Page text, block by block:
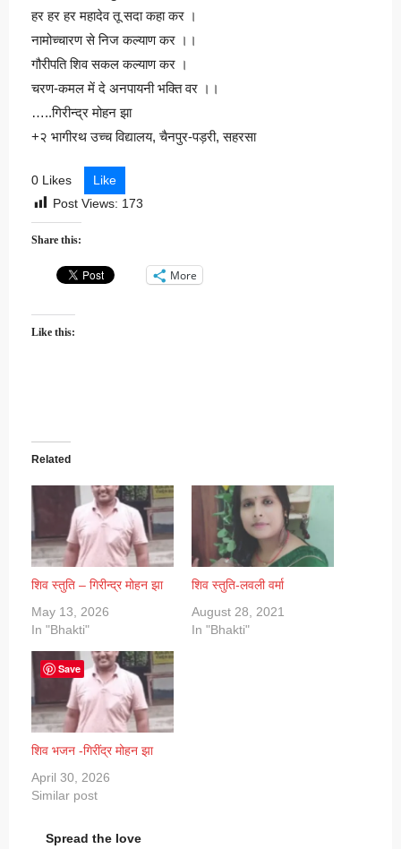
हर हर हर महादेव तू सदा कहा कर ।
नामोच्चारण से निज कल्याण कर ।।
गौरीपति शिव सकल कल्याण कर ।
चरण-कमल में दे अनपायनी भक्ति वर ।।
…..गिरीन्द्र मोहन झा
+२ भागीरथ उच्च विद्यालय, चैनपुर-पड़री, सहरसा
0 Likes
Like
Post Views: 173
Share this:
More
Like this:
Related
शिव स्तुति – गिरीन्द्र मोहन झा
May 13, 2026
In "Bhakti"
शिव स्तुति-लवली वर्मा
August 28, 2021
In "Bhakti"
शिव भजन -गिरींद्र मोहन झा
April 30, 2026
Similar post
Spread the love
Save